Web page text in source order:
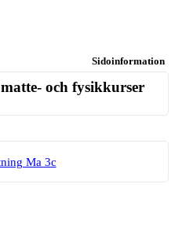
Sidoinformation
och fysikkurser
Ma 3c